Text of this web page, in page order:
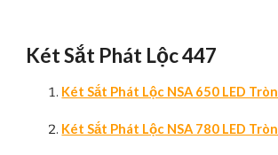
Két Sắt Phát Lộc 447
Két Sắt Phát Lộc NSA 650 LED Tròn
Két Sắt Phát Lộc NSA 780 LED Tròn